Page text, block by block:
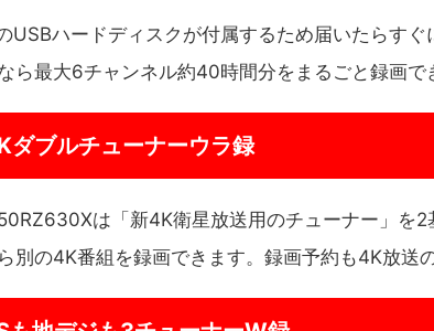
USBハードディスクが付属するため届いたらす
ら最大6チャンネル約40時間分をまるごと録画で
ダブルチューナーウラ録
は「新4K衛星放送用のチューナー」を
別の4K番組を録画できます。録画予約も4K放送